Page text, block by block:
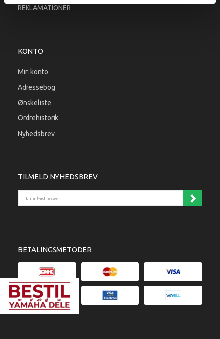
REKLAMATIONER
KONTO
Min konto
Adressebog
Ønskeliste
Ordrehistorik
Nyhedsbrev
TILMELD NYHEDSBREV
BETALINGSMETODER